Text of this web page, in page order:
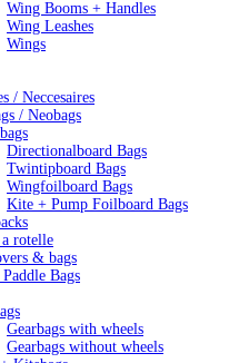
Wing Booms + Handles
Wing Leashes
Wings
/ Neccesaires
/ Neobags
Directionalboard Bags
Twintipboard Bags
Wingfoilboard Bags
Kite + Pump Foilboard Bags
rotelle
& bags
Bags
Gearbags with wheels
Gearbags without wheels